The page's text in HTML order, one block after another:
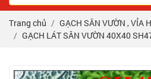
Trang chủ GẠCH SÂN VƯỜN , VỈA
GẠCH LÁT SÂN VƯỜN 40X40